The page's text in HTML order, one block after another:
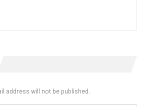
address will not be published.